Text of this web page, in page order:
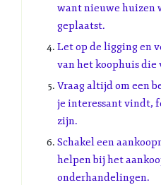
want nieuwe huizen
geplaatst.
Let op de ligging en
van het koophuis
Vraag altijd om een
je interessant vindt,
zijn.
Schakel een
helpen bij het
onderhandelingen.